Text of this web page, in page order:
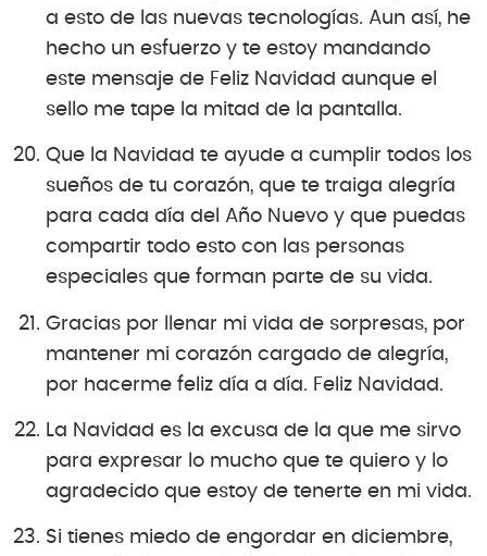
a esto de las nuevas tecnologías. Aun así, he
hecho un esfuerzo y te estoy mandando
este mensaje de Feliz Navidad aunque el
sello me tape la mitad de la pantalla.
Que la Navidad te ayude a cumplir todos los
sueños de tu corazón, que te traiga alegría
para cada día del Año Nuevo y que puedas
compartir todo esto con las personas
especiales que forman parte de su vida.
Gracias por llenar mi vida de sorpresas, por
mantener mi corazón cargado de alegría,
por hacerme feliz día a día. Feliz Navidad.
La Navidad es la excusa de la que me sirvo
para expresar lo mucho que te quiero y lo
agradecido que estoy de tenerte en mi vida.
Si tienes miedo de engordar en diciembre,